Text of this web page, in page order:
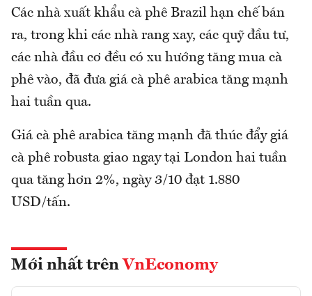
Các nhà xuất khẩu cà phê Brazil hạn chế bán
ra, trong khi các nhà rang xay, các quỹ đầu tư,
các nhà đầu cơ đều có xu hướng tăng mua cà
phê vào, đã đưa giá cà phê arabica tăng mạnh
hai tuần qua.
Giá cà phê arabica tăng mạnh đã thúc đẩy giá
cà phê robusta giao ngay tại London hai tuần
qua tăng hơn 2%, ngày 3/10 đạt 1.880
USD/tấn.
Mới nhất trên VnEconomy